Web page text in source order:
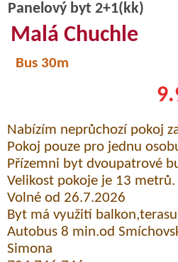
Panelový byt 2+1(kk)
Malá Chuchle
Bus 30m
Nabízím neprůchozí pokoj
Pokoj pouze pro jednu
Přízemni byt dvoupatrové
Velikost pokoje je 13 metrů.
Volné od 26.7.2026
Byt má využití
Autobus 8 min.od
Simona